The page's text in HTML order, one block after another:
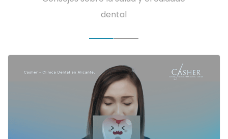
dental